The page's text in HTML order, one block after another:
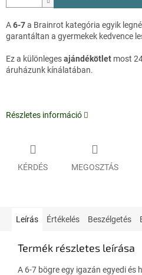
A6-7a Brainrot kategória egyik
garantáltan a gyermekek kedvence
Ez a különlegesajándékötlet most
áruházunk kínálatában.
Részletes információ
KÉRDÉS MEGOSZTÁS
Leírás Értékelés Beszélgetés
Termék részletes leírása
A 6-7 bögre egy igazán egyedi és